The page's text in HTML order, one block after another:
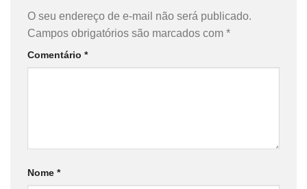
O seu endereço de e-mail não será publicado.
Campos obrigatórios são marcados com *
Comentário *
Nome *